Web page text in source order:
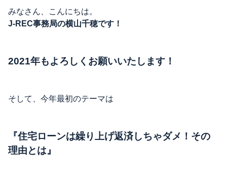
みなさん、こんにちは。
J-REC事務局の横山千穂です！
2021年もよろしくお願いいたします！
そして、今年最初のテーマは
『住宅ローンは繰り上げ返済しちゃダメ！その
理由とは』